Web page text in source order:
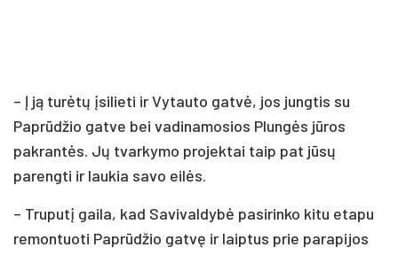
– Į ją turėtų įsilieti ir Vytauto gatvė, jos jungtis su
Paprūdžio gatve bei vadinamosios Plungės jūros
pakrantės. Jų tvarkymo projektai taip pat jūsų
parengti ir laukia savo eilės.
– Truputį gaila, kad Savivaldybė pasirinko kitu etapu
remontuoti Paprūdžio gatvę ir laiptus prie parapijos